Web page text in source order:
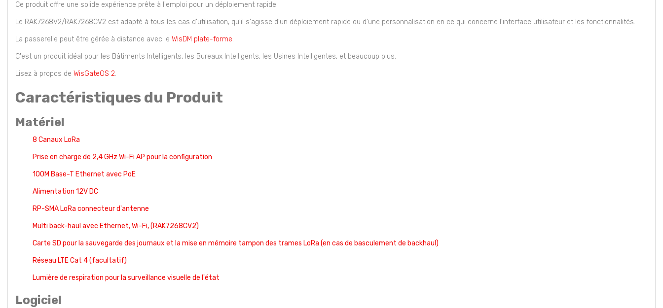
Ce produit offre une solide expérience prête à l'emploi pour un déploiement rapide.
Le RAK7268V2/RAK7268CV2 est adapté à tous les cas d'utilisation, qu'il s'agisse d'un déploiement rapide ou d'une personnalisation en ce qui concerne l'interface utilisateur et les fonctionnalités.
La passerelle peut être gérée à distance avec le WisDM plate-forme.
C'est un produit idéal pour les Bâtiments Intelligents, les Bureaux Intelligents, les Usines Intelligentes, et beaucoup plus.
Lisez à propos de WisGateOS 2.
Caractéristiques du Produit
Matériel
8 Canaux LoRa
Prise en charge de 2,4 GHz Wi-Fi AP pour la configuration
100M Base-T Ethernet avec PoE
Alimentation 12V DC
RP-SMA LoRa connecteur d'antenne
Multi back-haul avec Ethernet, Wi-Fi, (RAK7268CV2)
Carte SD pour la sauvegarde des journaux et la mise en mémoire tampon des trames LoRa (en cas de basculement de backhaul)
Réseau LTE Cat 4 (facultatif)
Lumière de respiration pour la surveillance visuelle de l'état
Logiciel